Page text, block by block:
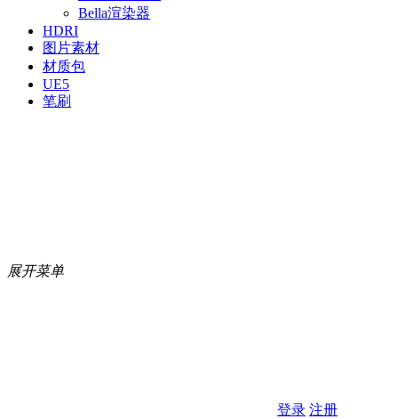
Bella渲染器
HDRI
图片素材
材质包
UE5
笔刷
展开菜单
登录 注册